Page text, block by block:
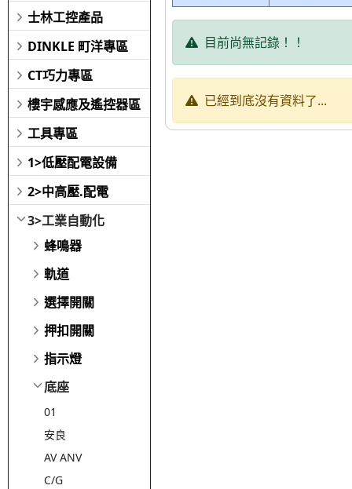
士林工控產品
DINKLE 町洋專區
CT巧力專區
樓宇感應及遙控器區
工具專區
1>低壓配電設備
2>中高壓.配電
3>工業自動化
蜂鳴器
軌道
選擇開關
押扣開關
指示燈
底座
01
安良
AV ANV
C/G
目前尚無記錄！！
已經到底沒有資料了...